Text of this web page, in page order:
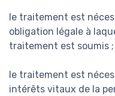
le traitement est
obligation légale à
traitement est soumis ;
le traitement est
intérêts vitaux de la